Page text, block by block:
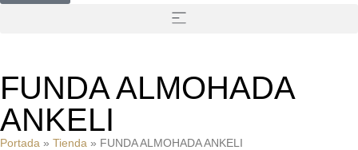
FUNDA ALMOHADA
ANKELI
Portada » Tienda » FUNDA ALMOHADA ANKELI